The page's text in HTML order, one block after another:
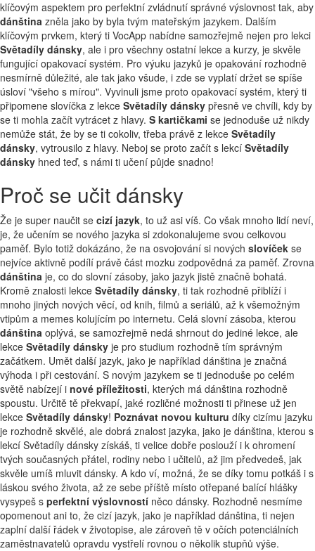
klíčovým aspektem pro perfektní zvládnutí správné výslovnost tak, aby
dánština zněla jako by byla tvým mateřským jazykem. Dalším
klíčovým prvkem, který ti VocApp nabídne samozřejmě nejen pro lekci
Světadíly dánsky, ale i pro všechny ostatní lekce a kurzy, je skvěle
fungující opakovací systém. Pro výuku jazyků je opakování rozhodně
nesmírně důležité, ale tak jako všude, i zde se vyplatí držet se spíše
úsloví "všeho s mírou". Vyvinuli jsme proto opakovací systém, který ti
připomene slovíčka z lekce Světadíly dánsky přesně ve chvíli, kdy by
se ti mohla začít vytrácet z hlavy. S kartičkami se jednoduše už nikdy
nemůže stát, že by se ti cokoliv, třeba právě z lekce Světadíly
dánsky, vytrousilo z hlavy. Neboj se proto začít s lekcí Světadíly
dánsky hned teď, s námi ti učení půjde snadno!
Proč se učit dánsky
Že je super naučit se cizí jazyk, to už asi víš. Co však mnoho lidí neví,
je, že učením se nového jazyka si zdokonalujeme svou celkovou
paměť. Bylo totiž dokázáno, že na osvojování si nových slovíček se
nejvíce aktivně podílí právě část mozku zodpovědná za paměť. Zrovna
dánština je, co do slovní zásoby, jako jazyk jistě značně bohatá.
Kromě znalosti lekce Světadíly dánsky, ti tak rozhodně přiblíží i
mnoho jiných nových věcí, od knih, filmů a seriálů, až k všemožným
vtipům a memes kolujícím po internetu. Celá slovní zásoba, kterou
dánština oplývá, se samozřejmě nedá shrnout do jediné lekce, ale
lekce Světadíly dánsky je pro studium rozhodně tím správným
začátkem. Umět další jazyk, jako je například dánština je značná
výhoda i při cestování. S novým jazykem se ti jednoduše po celém
světě nabízejí i nové příležitosti, kterých má dánština rozhodně
spoustu. Určitě tě překvapí, jaké rozličné možnosti ti přinese už jen
lekce Světadíly dánsky! Poznávat novou kulturu díky cizímu jazyku
je rozhodně skvělé, ale dobrá znalost jazyka, jako je dánština, kterou s
lekcí Světadíly dánsky získáš, ti velice dobře poslouží i k ohromení
tvých současných přátel, rodiny nebo i učitelů, až jim předvedeš, jak
skvěle umíš mluvit dánsky. A kdo ví, možná, že se díky tomu potkáš i s
láskou svého života, až ze sebe příště místo otřepané balící hlášky
vysypeš s perfektní výslovností něco dánsky. Rozhodně nesmíme
opomenout ani to, že cizí jazyk, jako je například dánština, ti nejen
zaplní další řádek v životopise, ale zároveň tě v očích potenciálních
zaměstnavatelů opravdu vystřelí rovnou o několik stupňů výše.